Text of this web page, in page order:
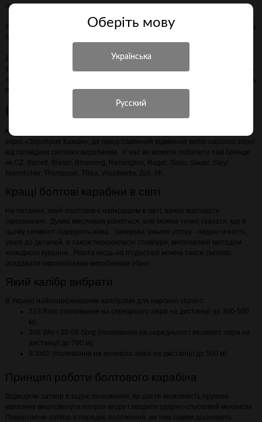
пластик.
Всі ці відмінності технологічно набагато більш затратні, відповідно, ціни на
болтові карабіни відрізняються від вартості гладкоствольної зброї.
Болтової карабін є найдоступнішим, надійним і точним зразком нарізної
зброї. Даний вид карабіна дозволяє мисливцеві робити постріл практично
при будь-яких погодних умовах, а простота механізму мінімізує ймовірність
поломки і виходу з ладу.
Купити болтовий карабін в Україні
Купити болтової карабін в Києві і Україні ви можете в нашому магазині
зброї «Зброярня Кажан», де представлений відмінний вибір нарізної зброї
від провідних світових виробників. У нас ви можете побачити такі бренди
як CZ, Barrett, Blaser, Browning, Remington, Ruger, Sako, Sauer, Steyr
Mannlicher, Thompson, Tikka, Weatherby, Zoli, ІЖ.
Кращі болтові карабіни в світі
На питання, який болтовик є найкращим в світі, важко відповісти
однозначно. Думки мисливців різняться, але можна точно сказати, що в
цьому сегменті лідирують німці. Запорука їхнього успіху - педантичність,
увага до деталей, а також першокласні стовбури, виготовлені методом
холодного кування. Решта місць на п'єдесталі можна також сміливо
роздавати європейським виробникам зброї.
Який калібр вибрати
В Україні найпоширенішими калібрами для нарізної зброї є:
223 Rem (полювання на середнього звіра на дистанції до 300-500
м);
308 Win і 30-06 Sprg (полювання на середнього і великого звіра на
дистанції до 700 м);
9.3x62 (полювання на великого звіра на дистанції до 500 м).
Принцип роботи болтового карабіна
Відводячи затвор в заднє положення, ви даєте можливість пружині
магазину виштовхнути патрон вгору і зводити ударно-спусковий механізм.
Повертаючи затвор в переднє положення, ви тим самим досилають
Оберiть мову